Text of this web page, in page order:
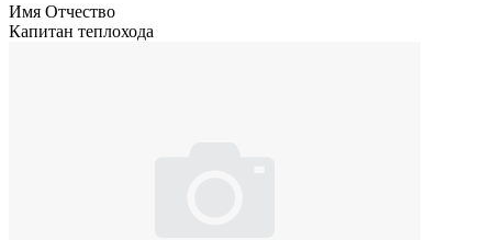
Имя Отчество
Капитан теплохода